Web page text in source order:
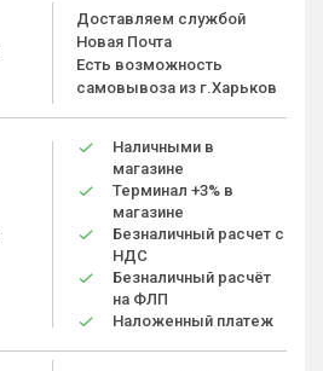
Доставляем службой
Новая Почта
Есть возможность
самовывоза из г.Харьков
Наличными в
магазине
Терминал +3% в
магазине
Безналичный расчет с
НДС
Безналичный расчёт
на ФЛП
Наложенный платеж